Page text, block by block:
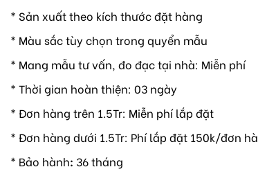
* Sản xuất theo kích thước đặt hàng
* Màu sắc tùy chọn trong quyển mẫu
* Mang mẫu tư vấn, đo đạc tại nhà: Miễn phí
* Thời gian hoàn thiện: 03 ngày
* Đơn hàng trên 1.5Tr: Miễn phí lắp đặt
* Đơn hàng dưới 1.5Tr: Phí lắp đặt 150k/đơn
* Bảo hành: 36 tháng